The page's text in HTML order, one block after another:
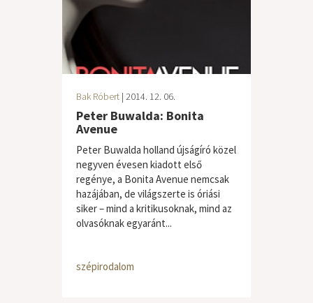
Bak Róbert | 2014. 12. 06.
Peter Buwalda: Bonita
Avenue
Peter Buwalda holland újságíró közel
negyven évesen kiadott első
regénye, a Bonita Avenue nemcsak
hazájában, de világszerte is óriási
siker – mind a kritikusoknak, mind az
olvasóknak egyaránt...
szépirodalom